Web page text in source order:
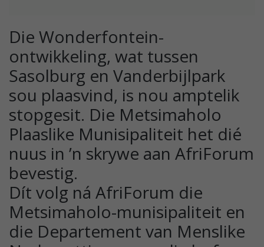
Die Wonderfontein-
ontwikkeling, wat tussen
Sasolburg en Vanderbijlpark
sou plaasvind, is nou amptelik
stopgesit. Die Metsimaholo
Plaaslike Munisipaliteit het dié
nuus in ’n skrywe aan AfriForum
bevestig.
Dít volg ná AfriForum die
Metsimaholo-munisipaliteit en
die Departement van Menslike